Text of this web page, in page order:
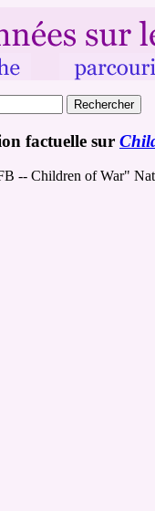
factuelle sur
-- Children of War"